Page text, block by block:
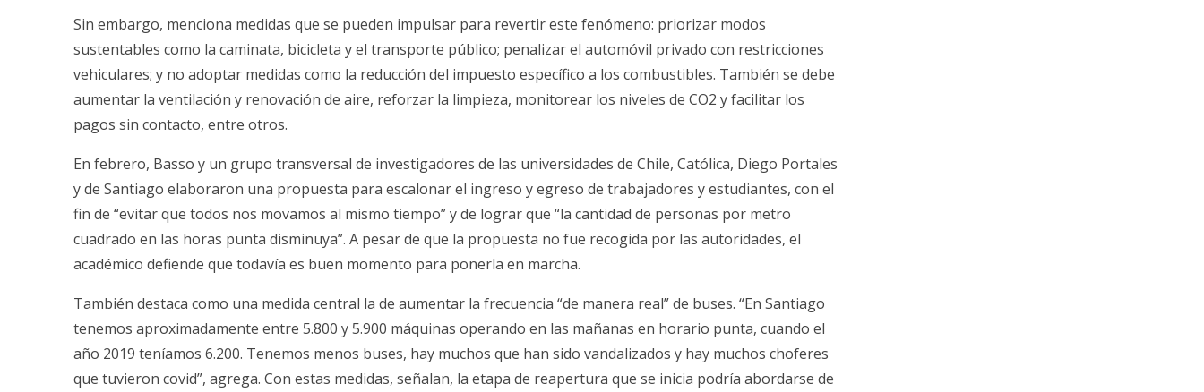
Sin embargo, menciona medidas que se pueden impulsar para revertir este fenómeno: priorizar modos
sustentables como la caminata, bicicleta y el transporte público; penalizar el automóvil privado con restricciones
vehiculares; y no adoptar medidas como la reducción del impuesto específico a los combustibles. También se debe
aumentar la ventilación y renovación de aire, reforzar la limpieza, monitorear los niveles de CO2 y facilitar los
pagos sin contacto, entre otros.
En febrero, Basso y un grupo transversal de investigadores de las universidades de Chile, Católica, Diego Portales
y de Santiago elaboraron una propuesta para escalonar el ingreso y egreso de trabajadores y estudiantes, con el
fin de “evitar que todos nos movamos al mismo tiempo” y de lograr que “la cantidad de personas por metro
cuadrado en las horas punta disminuya”. A pesar de que la propuesta no fue recogida por las autoridades, el
académico defiende que todavía es buen momento para ponerla en marcha.
También destaca como una medida central la de aumentar la frecuencia “de manera real” de buses. “En Santiago
tenemos aproximadamente entre 5.800 y 5.900 máquinas operando en las mañanas en horario punta, cuando el
año 2019 teníamos 6.200. Tenemos menos buses, hay muchos que han sido vandalizados y hay muchos choferes
que tuvieron covid”, agrega. Con estas medidas, señalan, la etapa de reapertura que se inicia podría abordarse de